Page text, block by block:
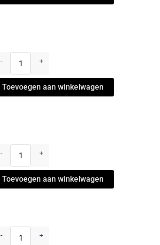
- +
Toevoegen aan winkelwagen
- +
Toevoegen aan winkelwagen
- +